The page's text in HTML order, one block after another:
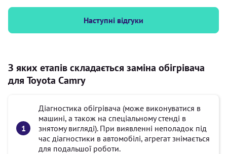
Наступні відгуки
З яких етапів складається заміна обігрівача
для Toyota Camry
Діагностика обігрівача (може виконуватися в
машині, а також на спеціальному стенді в
знятому вигляді). При виявленні неполадок під
час діагностики в автомобілі, агрегат знімається
для подальшої роботи.